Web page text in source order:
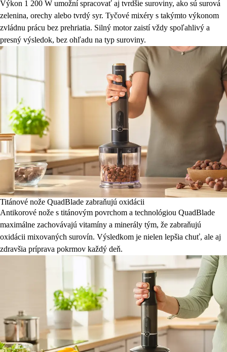
Výkon 1 200 W umožní spracovať aj tvrdšie suroviny, ako sú surová
zelenina, orechy alebo tvrdý syr. Tyčové mixéry s takýmto výkonom
zvládnu prácu bez prehriatia. Silný motor zaistí vždy spoľahlivý a
presný výsledok, bez ohľadu na typ suroviny.
Titánové nože QuadBlade zabraňujú oxidácii
Antikorové nože s titánovým povrchom a technológiou QuadBlade
maximálne zachovávajú vitamíny a minerály tým, že zabraňujú
oxidácii mixovaných surovín. Výsledkom je nielen lepšia chuť, ale aj
zdravšia príprava pokrmov každý deň.